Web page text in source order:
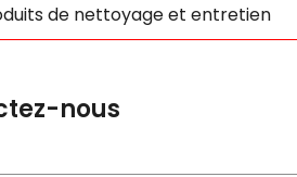
de nettoyage et entretien
nous